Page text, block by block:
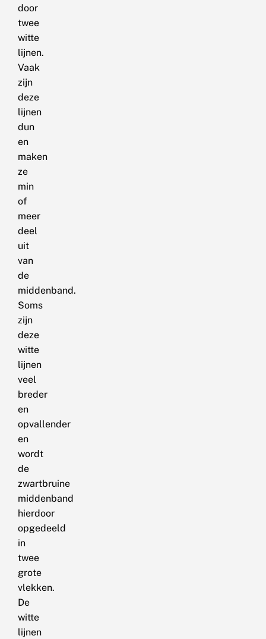
door
twee
witte
lijnen.
Vaak
zijn
deze
lijnen
dun
en
maken
ze
min
of
meer
deel
uit
van
de
middenband.
Soms
zijn
deze
witte
lijnen
veel
breder
en
opvallender
en
wordt
de
zwartbruine
middenband
hierdoor
opgedeeld
in
twee
grote
vlekken.
De
witte
lijnen